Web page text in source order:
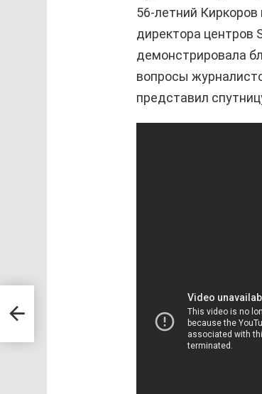
56-летний
директора центров
демонстрировала
вопросы
представил